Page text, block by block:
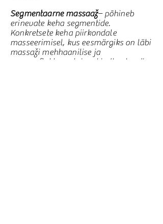
Segmentaarne massaaž– põhineb
erinevate keha segmentide.
Konkretsete keha piirkondale
masseerimisel, kus eesmärgiks on läbi
massaži mehhaanilise ja
neuroreflektorse toime kindla elundi